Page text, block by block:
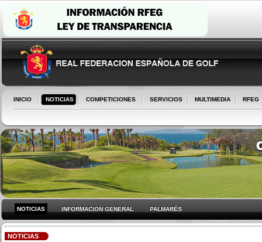
INICIO NOTICIAS COMPETICIONES SERVICIOS MULTIMEDIA RFEG
NOTICIAS INFORMACION GENERAL PALMARÉS
NOTICIAS